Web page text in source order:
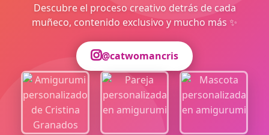
Descubre el proceso creativo detrás de cada
muñeco, contenido exclusivo y mucho más ✨
@catwomancris